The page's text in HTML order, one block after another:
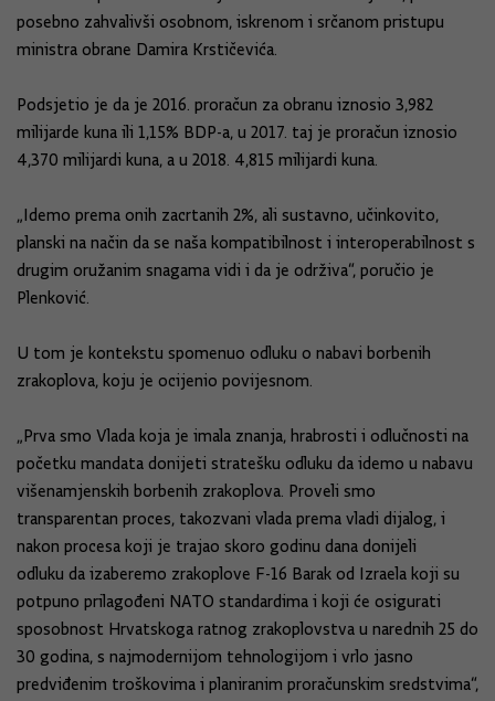
posebno zahvalivši osobnom, iskrenom i srčanom pristupu
ministra obrane Damira Krstičevića.
Podsjetio je da je 2016. proračun za obranu iznosio 3,982
milijarde kuna ili 1,15% BDP-a, u 2017. taj je proračun iznosio
4,370 milijardi kuna, a u 2018. 4,815 milijardi kuna.
„Idemo prema onih zacrtanih 2%, ali sustavno, učinkovito,
planski na način da se naša kompatibilnost i interoperabilnost s
drugim oružanim snagama vidi i da je održiva“, poručio je
Plenković.
U tom je kontekstu spomenuo odluku o nabavi borbenih
zrakoplova, koju je ocijenio povijesnom.
„Prva smo Vlada koja je imala znanja, hrabrosti i odlučnosti na
početku mandata donijeti stratešku odluku da idemo u nabavu
višenamjenskih borbenih zrakoplova. Proveli smo
transparentan proces, takozvani vlada prema vladi dijalog, i
nakon procesa koji je trajao skoro godinu dana donijeli
odluku da izaberemo zrakoplove F-16 Barak od Izraela koji su
potpuno prilagođeni NATO standardima i koji će osigurati
sposobnost Hrvatskoga ratnog zrakoplovstva u narednih 25 do
30 godina, s najmodernijom tehnologijom i vrlo jasno
predviđenim troškovima i planiranim proračunskim sredstvima“,